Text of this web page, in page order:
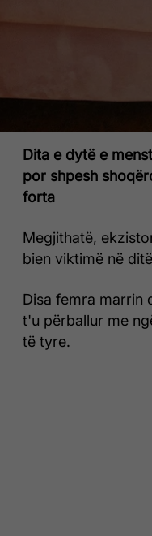
Dita e dytë e
por shpesh
forta
Megjithatë,
bien viktimë në
Disa femra marrin
t'u përballur me
të tyre.